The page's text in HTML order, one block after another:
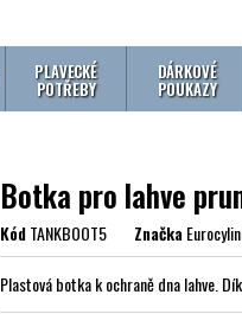
PLAVECKÉ
POTŘEBY
DÁRKOVÉ
POUKAZY
Botka pro lahve
KódTANKBOOT5 Značka
Plastová botka k ochraně dna lahve.